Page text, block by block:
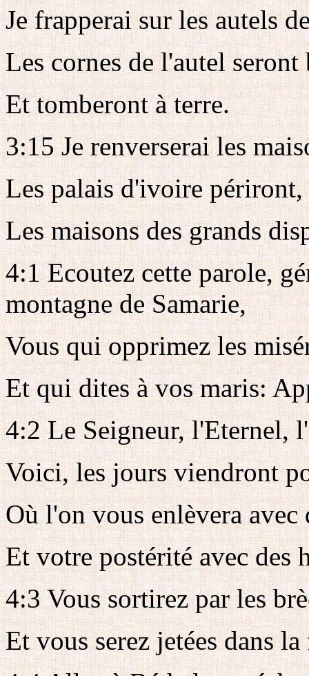
Je frapperai sur les autels
Les cornes de l'autel seront
Et tomberont à terre.
3:15 Je renverserai les
Les palais d'ivoire périront,
Les maisons des grands
4:1 Ecoutez cette parole,
montagne de Samarie,
Vous qui opprimez les
Et qui dites à vos maris:
4:2 Le Seigneur, l'Eternel,
Voici, les jours viendront
Où l'on vous enlèvera avec
Et votre postérité avec des
4:3 Vous sortirez par les
Et vous serez jetées dans